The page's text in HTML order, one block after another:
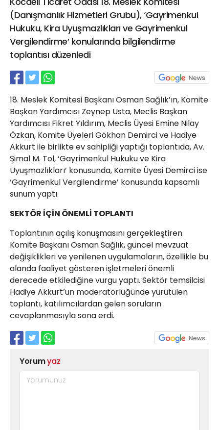
(Danışmanlık Hizmetleri Grubu), ‘Gayrimenkul
Hukuku, Kira Uyuşmazlıkları ve Gayrimenkul
Vergilendirme’ konularında bilgilendirme
toplantısı düzenledi
18. Meslek Komitesi Başkanı Osman Sağlık’ın, Komite
Başkan Yardımcısı Zeynep Usta, Meclis Başkan
Yardımcısı Fikret Yıldırım, Meclis Üyesi Emine Nilay
Özkan, Komite Üyeleri Gökhan Demirci ve Hadiye
Akkurt ile birlikte ev sahipliği yaptığı toplantıda, Av.
Şimal M. Tol, ‘Gayrimenkul Hukuku ve Kira
Uyuşmazlıkları’ konusunda, Komite Üyesi Demirci ise
‘Gayrimenkul Vergilendirme’ konusunda kapsamlı
sunum yaptı.
SEKTÖR İÇİN ÖNEMLİ TOPLANTI
Toplantının açılış konuşmasını gerçekleştiren
Komite Başkanı Osman Sağlık, güncel mevzuat
değişiklikleri ve yenilenen uygulamaların, özellikle bu
alanda faaliyet gösteren işletmeleri önemli
derecede etkilediğine vurgu yaptı. Sektör temsilcisi
Hadiye Akkurt’un moderatörlüğünde yürütülen
toplantı, katılımcılardan gelen soruların
cevaplanmasıyla sona erdi.
Yorumyaz
21 Gölcük
02624132333
haber@golcukpostasi.com